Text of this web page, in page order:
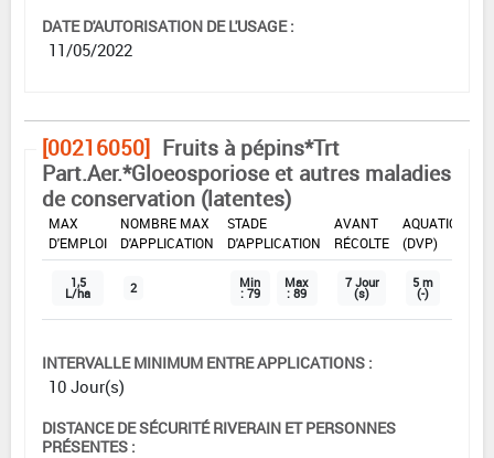
DATE D'AUTORISATION DE L'USAGE :
11/05/2022
[00216050] Fruits à pépins*Trt
Part.Aer.*Gloeosporiose et autres maladies
de conservation (latentes)
DOSE
MAX
D'EMPLOI
NOMBRE MAX
D'APPLICATION
STADE
D'APPLICATION
AVANT
RÉCOLTE
AQUATIQUE
(DVP)
1,5
L/ha 2 Min
: 79
Max
: 89
7 Jour
(s)
5 m
(-)
INTERVALLE MINIMUM ENTRE APPLICATIONS :
10 Jour(s)
DISTANCE DE SÉCURITÉ RIVERAIN ET PERSONNES
PRÉSENTES :